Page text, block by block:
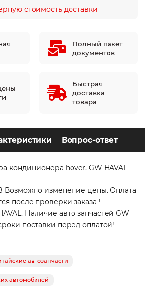
стоимость доставки
Полный пакет
документов
Быстрая
доставка
товара
Вопрос-ответ
кондиционера hover, GW HAVAL
изменение цены. Оплата
после проверки заказа !
Наличие авто запчастей GW
поставки перед оплатой!
автозапчасти
автомобилей